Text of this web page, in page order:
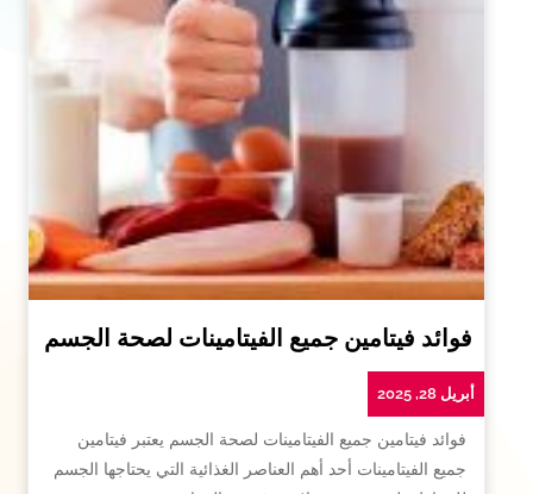
فوائد فيتامين جميع الفيتامينات لصحة الجسم
أبريل 28, 2025
فوائد فيتامين جميع الفيتامينات لصحة الجسم يعتبر فيتامين
جميع الفيتامينات أحد أهم العناصر الغذائية التي يحتاجها الجسم